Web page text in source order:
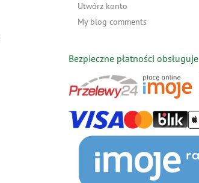
Utwórz konto
My blog comments
Bezpieczne płatności obsługuje